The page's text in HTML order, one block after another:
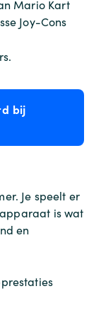
Mario Kart
Joy-Cons
bij
Je speelt er
is wat
en